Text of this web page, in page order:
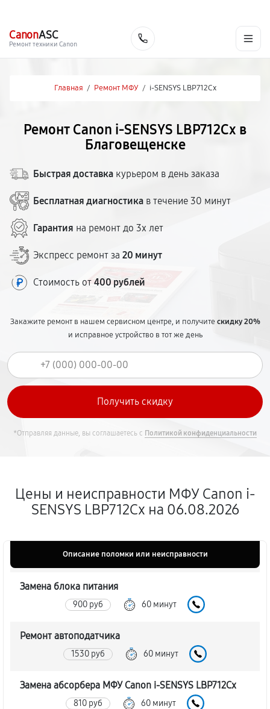
CanonASC
Ремонт техники Canon
Главная / Ремонт МФУ / i-SENSYS LBP712Cx
Ремонт Canon i-SENSYS LBP712Cx в
Благовещенске
Быстрая доставка курьером в день заказа
Бесплатная диагностика в течение 30 минут
Гарантия на ремонт до 3х лет
Экспресс ремонт за 20 минут
Стоимость от 400 рублей
Закажите ремонт в нашем сервисном центре, и получитескидку 20%
и исправное устройство в тот же день
*Отправляя данные, вы соглашаетесь с Политикой конфиденциальности
Цены и неисправности МФУ Canon i-
SENSYS LBP712Cx на 06.08.2026
Описание поломки или неисправности
Замена блока питания
900 руб 60 минут
Ремонт автоподатчика
1530 руб 60 минут
Замена абсорбера МФУ Canon i-SENSYS LBP712Cx
810 руб 60 минут